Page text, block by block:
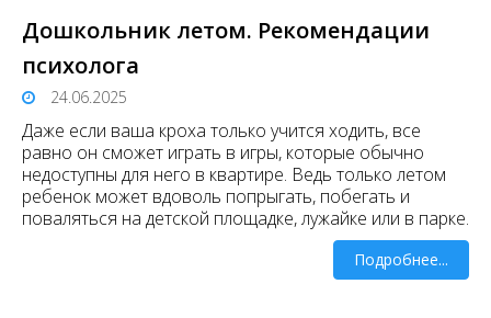
Дошкольник летом. Рекомендации
психолога
24.06.2025
Даже если ваша кроха только учится ходить, все
равно он сможет играть в игры, которые обычно
недоступны для него в квартире. Ведь только летом
ребенок может вдоволь попрыгать, побегать и
поваляться на детской площадке, лужайке или в парке.
Подробнее...